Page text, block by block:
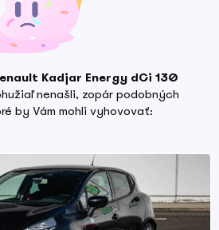
Kadjar Energy dCi 130
nenašli, zopár podobných
by Vám mohli vyhovovať: